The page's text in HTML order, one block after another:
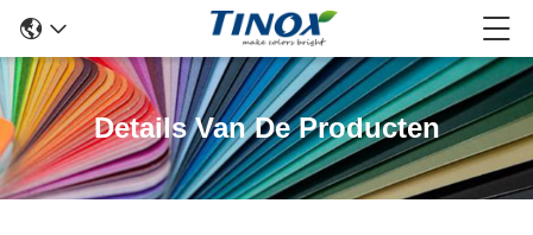
Details Van De Producten